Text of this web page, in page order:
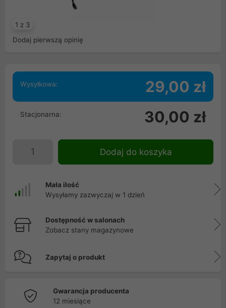
1 z 3
Dodaj pierwszą opinię
Wysyłkowa: 29,00 zł
Stacjonarna: 30,00 zł
Dodaj do koszyka
Mała ilość
Wysyłamy zazwyczaj w 1 dzień
Dostępność w salonach
Zobacz stany magazynowe
Zapytaj o produkt
Gwarancja producenta
12 miesiące